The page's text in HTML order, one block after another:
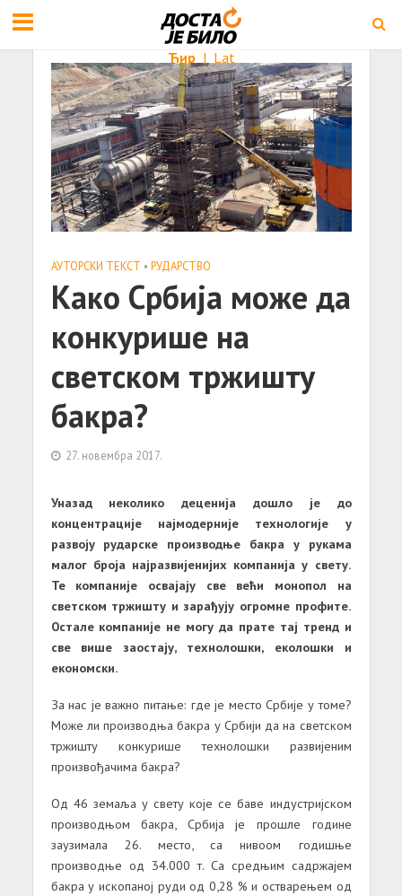
Ћир | Lat
АУТОРСКИ ТЕКСТ • РУДАРСТВО
Како Србија може да
конкурише на
светском тржишту
бакра?
27. новембра 2017.
Уназад неколико деценија дошло је до
концентрације најмодерније технологије у
развоју рударске производње бакра у рукама
малог броја најразвијенијих компанија у свету.
Те компаније освајају све већи монопол на
светском тржишту и зарађују огромне профите.
Остале компаније не могу да прате тај тренд и
све више заостају, технолошки, еколошки и
економски.
За нас је важно питање: где је место Србије у томе?
Може ли производња бакра у Србији да на светском
тржишту конкурише технолошки развијеним
произвођачима бакра?
Од 46 земаља у свету које се баве индустријском
производњом бакра, Србија је прошле године
заузимала 26. место, са нивоом годишње
производње од 34.000 т. Са средњим садржајем
бакра у ископаној руди од 0,28 % и остварењем од